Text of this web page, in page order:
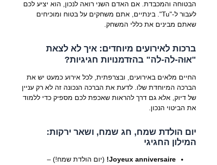
הבטוחה והמכבדת. אם האדם השני רואה לנכון, הוא יציע לכם
לעבור ל-"Tu". בינתיים, אתם משחקים על בטוח ומוכיחים
שאתם מבינים את כללי המשחק.
ברכות לאירועים מיוחדים: איך לא לצאת
"אוּה-לה-לה" בהזדמנויות חגיגיות?
החיים מלאים באירועים, ובצרפתית, לכל אירוע כמעט יש את
הברכה המיוחדת שלו. לדעת את הברכה הנכונה זה לא רק עניין
של דיוק, אלא גם דרך להראות שאכפת לכם מספיק כדי ללמוד
את הביטוי הנכון.
יום הולדת שמח, חג שמח, ושאר ירקות:
המילון החגיגי
Joyeux anniversaire!
(יום הולדת שמח!) –